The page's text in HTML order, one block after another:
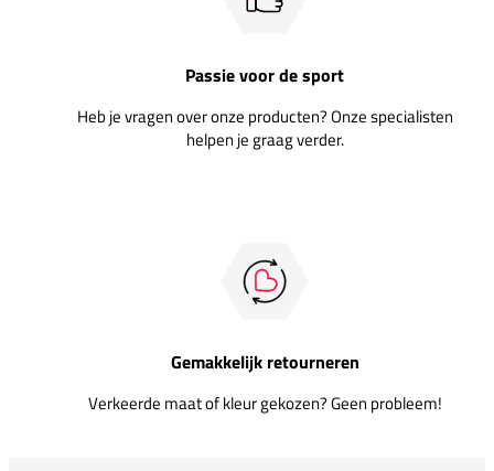
Passie voor de sport
Heb je vragen over onze producten? Onze specialisten
helpen je graag verder.
Gemakkelijk retourneren
Verkeerde maat of kleur gekozen? Geen probleem!